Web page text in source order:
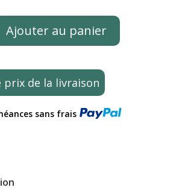
Ajouter au panier
prix de la livraison
sans frais